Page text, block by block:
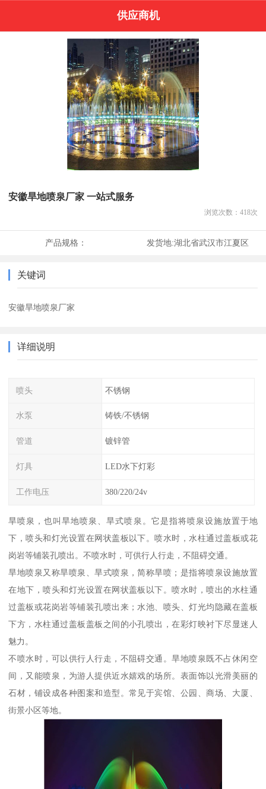
供应商机
安徽旱地喷泉厂家 一站式服务
浏览次数： 418次
产品规格： 发货地:湖北省武汉市江夏区
关键词
安徽旱地喷泉厂家
详细说明
喷头 不锈钢
水泵 铸铁/不锈钢
管道 镀锌管
灯具 LED水下灯彩
工作电压 380/220/24v
旱喷泉，也叫旱地喷泉、旱式喷泉。它是指将喷泉设施放置于地
下，喷头和灯光设置在网状盖板以下。喷水时，水柱通过盖板或花
岗岩等铺装孔喷出。不喷水时，可供行人行走，不阻碍交通。
旱地喷泉又称旱喷泉、旱式喷泉，简称旱喷；是指将喷泉设施放置
在地下，喷头和灯光设置在网状盖板以下。喷水时，喷出的水柱通
过盖板或花岗岩等铺装孔喷出来；水池、喷头、灯光均隐藏在盖板
下方，水柱通过盖板盖板之间的小孔喷出，在彩灯映衬下尽显迷人
魅力。
不喷水时，可以供行人行走，不阻碍交通。旱地喷泉既不占休闲空
间，又能喷泉，为游人提供近水嬉戏的场所。表面饰以光滑美丽的
石材，铺设成各种图案和造型。常见于宾馆、公园、商场、大厦、
街景小区等地。